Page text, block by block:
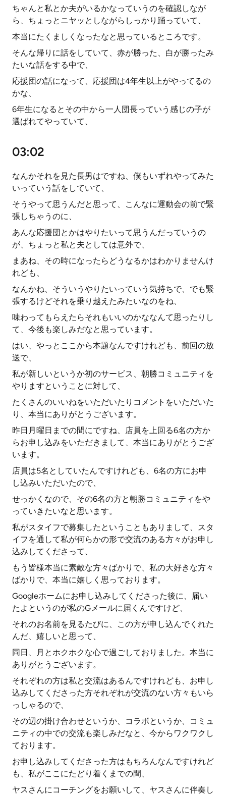
ちゃんと私とか夫がいるかなっていうのを確認しなが
ら、ちょっとニヤッとしながらしっかり踊っていて、
本当にたくましくなったなと思っているところです。
そんな帰りに話をしていて、赤が勝った、白が勝ったみ
たいな話をする中で、
応援団の話になって、応援団は4年生以上がやってるの
かな、
6年生になるとその中から一人団長っていう感じの子が
選ばれてやっていて、
03:02
なんかそれを見た長男はですね、僕もいずれやってみた
いっていう話をしていて、
そうやって思うんだと思って、こんなに運動会の前で緊
張しちゃうのに、
あんな応援団とかはやりたいって思うんだっていうの
が、ちょっと私と夫としては意外で、
まあね、その時になったらどうなるかはわかりませんけ
れども、
なんかね、そういうやりたいっていう気持ちで、でも緊
張するけどそれを乗り越えたみたいなのをね、
味わってもらえたらそれもいいのかななんて思ったりし
て、今後も楽しみだなと思っています。
はい、やっとここから本題なんですけれども、前回の放
送で、
私が新しいというか初のサービス、朝勝コミュニティを
やりますということに対して、
たくさんのいいねをいただいたりコメントをいただいた
り、本当にありがとうございます。
昨日月曜日までの間にですね、店員を上回る6名の方か
らお申し込みをいただきまして、本当にありがとうござ
います。
店員は5名としていたんですけれども、6名の方にお申
し込みいただいたので、
せっかくなので、その6名の方と朝勝コミュニティをや
っていきたいなと思います。
私がスタイフで募集したということもありまして、スタ
イフを通して私が何らかの形で交流のある方々がお申し
込みしてくださって、
もう皆様本当に素敵な方々ばかりで、私の大好きな方々
ばかりで、本当に嬉しく思っております。
Googleホームにお申し込みしてくださった後に、届い
たよというのが私のGメールに届くんですけど、
それのお名前を見るたびに、この方が申し込んでくれた
んだ、嬉しいと思って、
同日、月とホクホクな心で過ごしておりました。本当に
ありがとうございます。
それぞれの方は私と交流はあるんですけれども、お申し
込みしてくださった方それぞれが交流のない方々もいら
っしゃるので、
その辺の掛け合わせというか、コラボというか、コミュ
ニティの中での交流も楽しみだなと、今からワクワクし
ております。
お申し込みしてくださった方はもちろんなんですけれど
も、私がここにたどり着くまでの間、
ヤスさんにコーチングをお願いして、ヤスさんに伴奏し